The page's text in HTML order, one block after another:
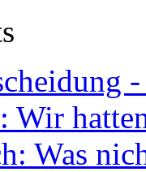
Wir
Was